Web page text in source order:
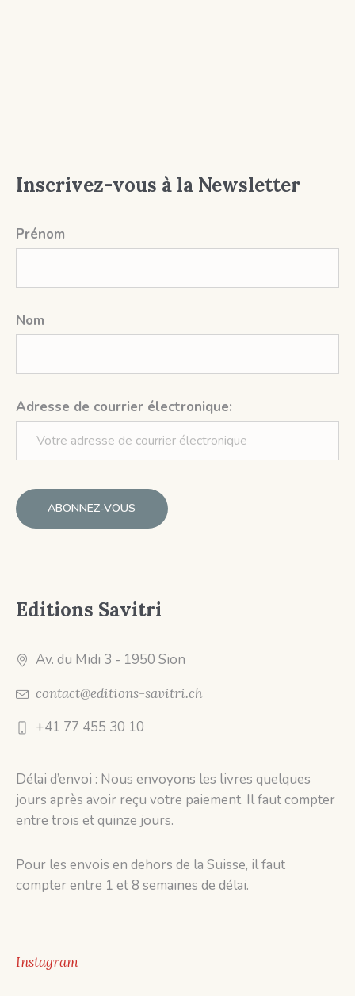
Inscrivez-vous à la Newsletter
Prénom
Nom
Adresse de courrier électronique:
Editions Savitri
Av. du Midi 3 - 1950 Sion
contact@editions-savitri.ch
+41 77 455 30 10
Délai d’envoi : Nous envoyons les livres quelques
jours après avoir reçu votre paiement. Il faut compter
entre trois et quinze jours.
Pour les envois en dehors de la Suisse, il faut
compter entre 1 et 8 semaines de délai.
Instagram